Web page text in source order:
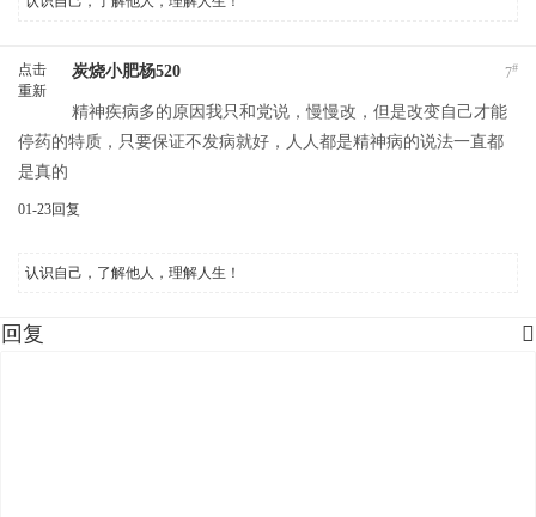
点击
重新
7#
炭烧小肥杨520
精神疾病多的原因我只和党说，慢慢改，但是改变自己才能
停药的特质，只要保证不发病就好，人人都是精神病的说法一直都
是真的
01-23回复
认识自己，了解他人，理解人生！

回复